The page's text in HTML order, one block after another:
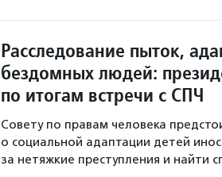
Расследование пыток,
бездомных людей:
по итогам встречи с СПЧ
Совету по правам человека
о социальной адаптации детей
за нетяжкие преступления и найти